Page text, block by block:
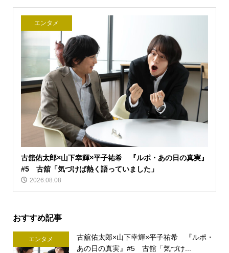
エンタメ
古舘佑太郎×山下幸輝×平子祐希 『ルポ・あの日の真実』
#5 古舘「気づけば熱く語っていました」
2026.08.08
おすすめ記事
エンタメ
古舘佑太郎×山下幸輝×平子祐希 『ルポ・
あの日の真実』#5 古舘「気づけ...